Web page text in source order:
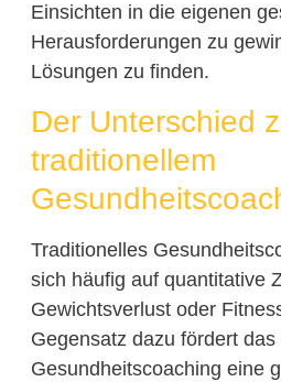
Einsichten in die eigenen
Herausforderungen zu
Lösungen zu finden.
Der Unterschied
traditionellem
Traditionelles
sich häufig auf quantitative
Gewichtsverlust oder
Gegensatz dazu fördert
Gesundheitscoaching eine